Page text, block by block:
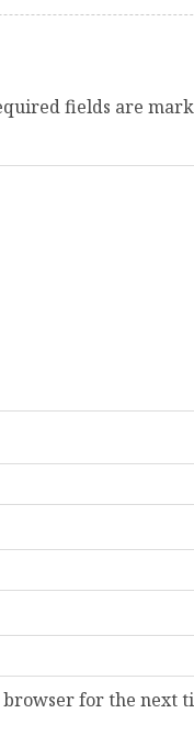
fields are
for the next